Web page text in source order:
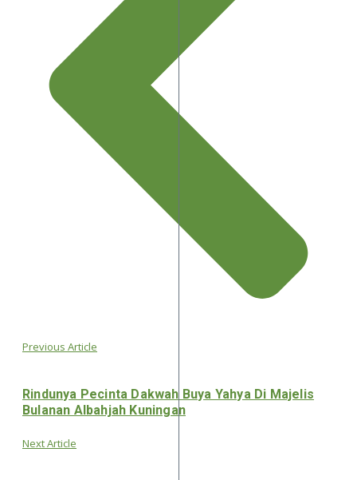
Previous Article
Rindunya Pecinta Dakwah Buya Yahya Di Majelis
Bulanan Albahjah Kuningan
Next Article